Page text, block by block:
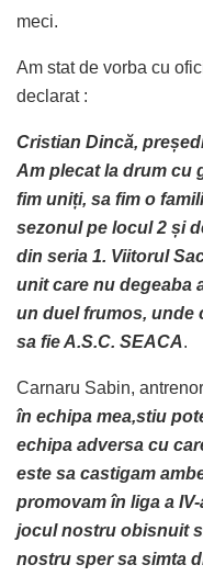
meci.
Am stat de vorba cu
declarat :
Cristian Dincă,
Am plecat la drum cu
fim uniți, sa fim o
sezonul pe locul 2 și
din seria 1. Viitorul
unit care nu degeaba
un duel frumos, unde
sa fie A.S.C. SEACA.
Carnaru Sabin,
în echipa mea,stiu
echipa adversa cu
este sa castigam
promovam în liga a
jocul nostru obisnuit
nostru sper sa simta